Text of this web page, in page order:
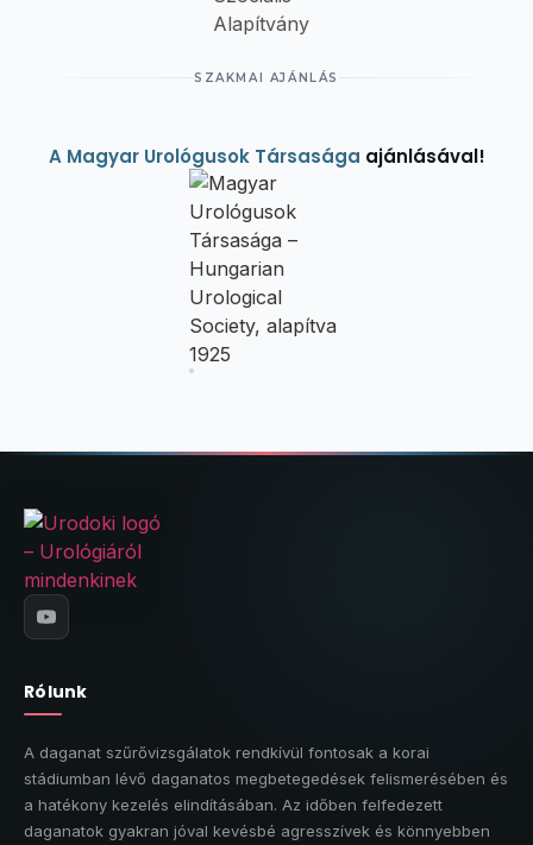
SZAKMAI AJÁNLÁS
A Magyar Urológusok Társasága ajánlásával!
Rólunk
A daganat szűrővizsgálatok rendkívül fontosak a korai
stádiumban lévő daganatos megbetegedések felismerésében és
a hatékony kezelés elindításában. Az időben felfedezett
daganatok gyakran jóval kevésbé agresszívek és könnyebben